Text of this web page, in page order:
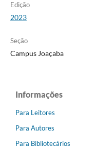
Edição
2023
Seção
Campus Joaçaba
Informações
Para Leitores
Para Autores
Para Bibliotecários